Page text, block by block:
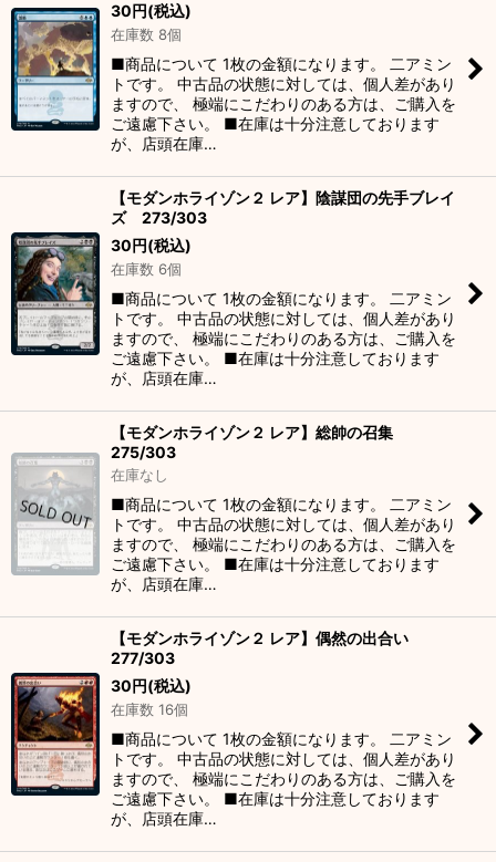
30円(税込)
在庫数 8個
■商品について 1枚の金額になります。 二アミン
トです。 中古品の状態に対しては、個人差があり
ますので、 極端にこだわりのある方は、ご購入を
ご遠慮下さい。 ■在庫は十分注意しております
が、店頭在庫…
【モダンホライゾン２ レア】陰謀団の先手ブレイ
ズ 273/303
30円(税込)
在庫数 6個
■商品について 1枚の金額になります。 二アミン
トです。 中古品の状態に対しては、個人差があり
ますので、 極端にこだわりのある方は、ご購入を
ご遠慮下さい。 ■在庫は十分注意しております
が、店頭在庫…
【モダンホライゾン２ レア】総帥の召集
275/303
在庫なし
■商品について 1枚の金額になります。 二アミン
トです。 中古品の状態に対しては、個人差があり
ますので、 極端にこだわりのある方は、ご購入を
ご遠慮下さい。 ■在庫は十分注意しております
が、店頭在庫…
【モダンホライゾン２ レア】偶然の出合い
277/303
30円(税込)
在庫数 16個
■商品について 1枚の金額になります。 二アミン
トです。 中古品の状態に対しては、個人差があり
ますので、 極端にこだわりのある方は、ご購入を
ご遠慮下さい。 ■在庫は十分注意しております
が、店頭在庫…